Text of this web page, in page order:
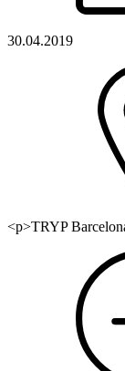
30.04.2019
<p>TRYP